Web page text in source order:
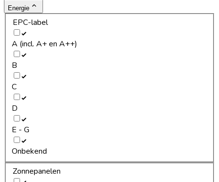
Energie
EPC-label
A (incl. A+ en A++)
B
C
D
E - G
Onbekend
Zonnepanelen